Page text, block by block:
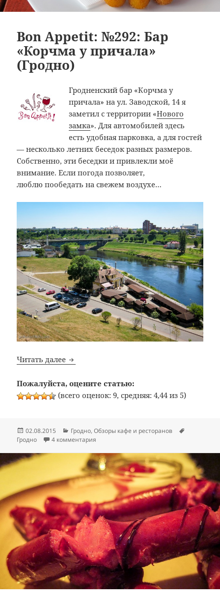
Bon Appetit: №292: Бар
«Корчма у причала»
(Гродно)
Гродненский бар «Корчма у
причала» на ул. Заводской, 14 я
заметил с территории «Нового
замка». Для автомобилей здесь
есть удобная парковка, а для гостей
— несколько летних беседок разных размеров.
Собственно, эти беседки и привлекли моё
внимание. Если погода позволяет,
люблю пообедать на свежем воздухе…
Читать далее Bon Appetit: №292: Бар «Корчма у
Пожалуйста, оцените статью:
(всего оценок: 9, средняя: 4,44 из 5)
Опубликовано
02.08.2015 Рубрики
Гродно,Обзоры кафе и ресторанов
Гродно
4 комментария